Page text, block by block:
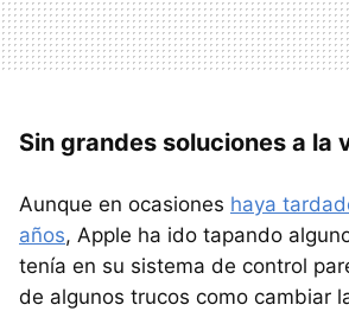
Sin grandes soluciones a la
Aunque en ocasiones haya
años, Apple ha ido tapando
tenía en su sistema de control
de algunos trucos como cambiar